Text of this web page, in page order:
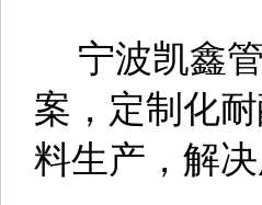
宁波凯鑫
案，定制化
料生产，解